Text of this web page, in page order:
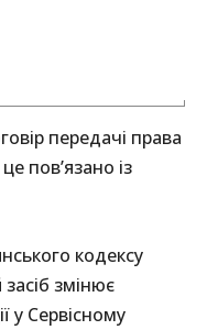
передачі права
пов’язано із
кодексу
змінює
у Сервісному